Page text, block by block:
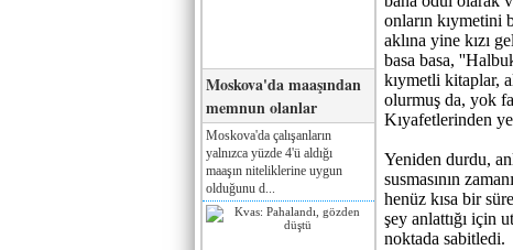
Moskova'da maaşından
memnun olanlar
Moskova'da çalışanların
yalnızca yüzde 4'ü aldığı
maaşın niteliklerine uygun
olduğunu d...
onların kıymetini
aklına yine kızı
basa basa,
kıymetli kitaplar,
olurmuş da, yok
Kıyafetlerinden
Yeniden durdu,
susmasının
henüz kısa bir
şey anlattığı için
noktada sabitledi.